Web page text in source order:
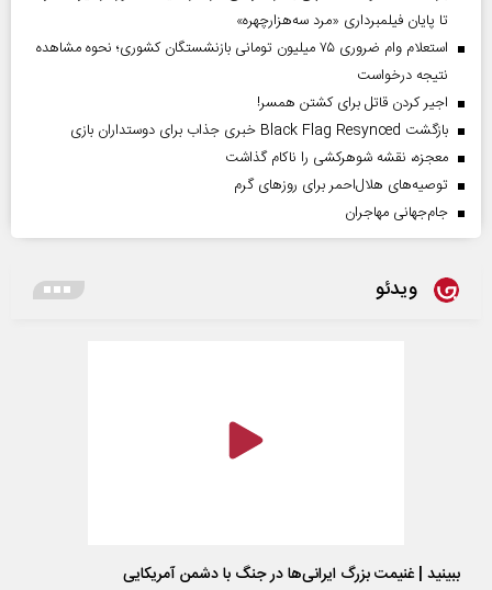
تا پایان فیلمبرداری «مرد سه‌هزارچهره»
استعلام وام ضروری ۷۵ میلیون تومانی بازنشستگان کشوری؛ نحوه مشاهده
نتیجه درخواست
اجیر کردن قاتل برای کشتن همسر!
بازگشت Black Flag Resynced خبری جذاب برای دوستداران بازی
معجزه، نقشه شوهرکشی را ناکام گذاشت
توصیه‌های هلال‌احمر برای روز‌های گرم
جام‌جهانی مهاجران
ویدئو
ببینید | غنیمت بزرگ ایرانی‌ها در جنگ با دشمن آمریکایی